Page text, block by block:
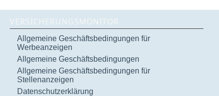
VERSICHERUNGSMONITOR
Allgemeine Geschäftsbedingungen für
Werbeanzeigen
Allgemeine Geschäftsbedingungen
Allgemeine Geschäftsbedingungen für
Stellenanzeigen
Datenschutzerklärung